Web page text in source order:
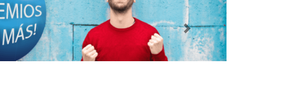
Imagen siguiente